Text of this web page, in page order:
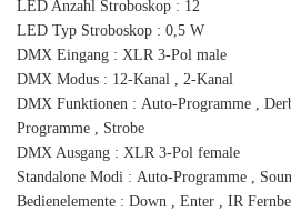
LED Anzahl Stroboskop : 12
LED Typ Stroboskop : 0,5 W
DMX Eingang : XLR 3-Pol male
DMX Modus : 12-Kanal , 2-Kanal
DMX Funktionen : Auto-Programme ,
Programme , Strobe
DMX Ausgang : XLR 3-Pol female
Standalone Modi : Auto-Programme ,
Bedienelemente : Down , Enter , IR